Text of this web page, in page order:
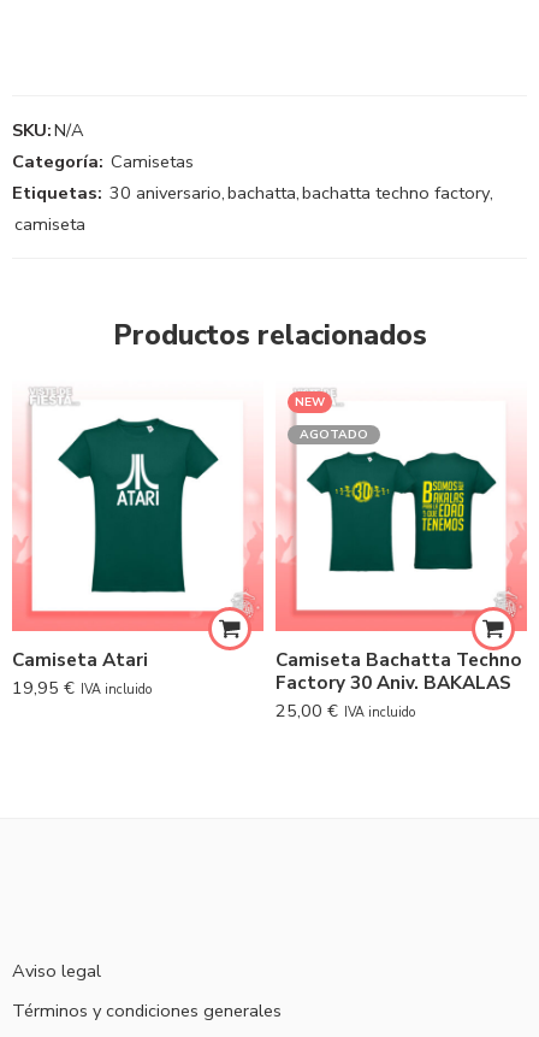
SKU:N/A
Categoría: Camisetas
Etiquetas: 30 aniversario,bachatta,bachatta techno factory,
camiseta
Productos relacionados
Camiseta Atari
19,95 € IVA incluido
NEW
AGOTADO
Camiseta Bachatta Techno
Factory 30 Aniv. BAKALAS
25,00 € IVA incluido
Aviso legal
Términos y condiciones generales